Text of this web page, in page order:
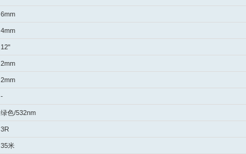
6mm
4mm
12"
2mm
2mm
-
绿色/532nm
3R
35米